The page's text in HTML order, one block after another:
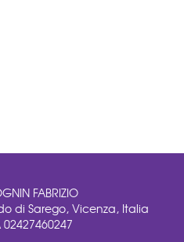
FABRIZIO
di Sarego, Vicenza, Italia